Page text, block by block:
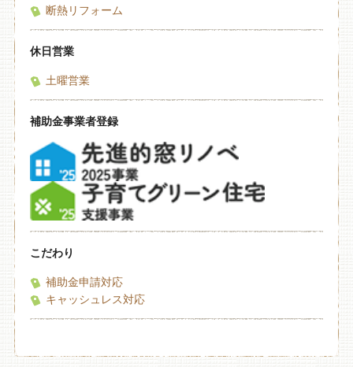
断熱リフォーム
休日営業
土曜営業
補助金事業者登録
こだわり
補助金申請対応
キャッシュレス対応